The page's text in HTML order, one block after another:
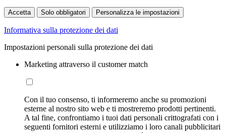
Accetta Solo obbligatori Personalizza le impostazioni
Informativa sulla protezione dei dati
Impostazioni personali sulla protezione dei dati
Marketing attraverso il customer match
Con il tuo consenso, ti informeremo anche su promozioni
esterne al nostro sito web e ti mostreremo prodotti pertinenti.
A tal fine, confrontiamo i tuoi dati personali crittografati con i
seguenti fornitori esterni e utilizziamo i loro canali pubblicitari